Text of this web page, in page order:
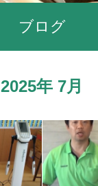
ブログ
2025年 7月